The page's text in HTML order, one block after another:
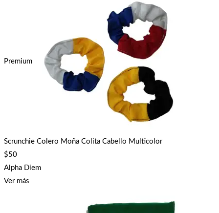
Premium
Scrunchie Colero Moña Colita Cabello Multicolor
$50
Alpha Diem
Ver más